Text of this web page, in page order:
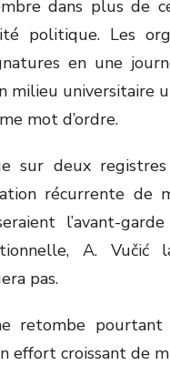
dans plus de
politique. Les
en une
milieu universitaire
mot d’ordre.
sur deux
récurrente de
l’avant-
A.
pas.
retombe pourtant
effort croissant de